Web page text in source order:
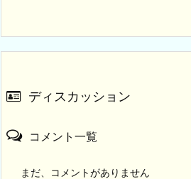
ディスカッション
コメント一覧
まだ、コメントがありません